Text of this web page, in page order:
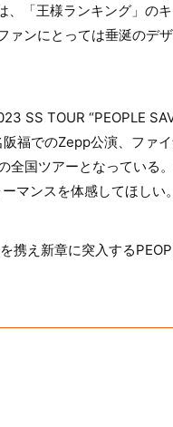
、「王様ランキング」の
ァンにとっては垂涎のデ
SS TOUR “PEOPLE
福でのZepp公演、ファ
国ツアーとなっている
マンスを体感してほしい。
携え新章に突入する